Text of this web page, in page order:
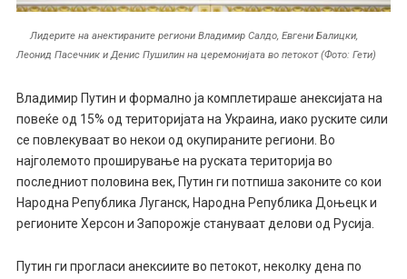
Лидерите на анектираните региони Владимир Салдо, Евгени Балицки,
Леонид Пасечник и Денис Пушилин на церемонијата во петокот (Фото: Гети)
Владимир Путин и формално ја комплетираше анексијата на
повеќе од 15% од територијата на Украина, иако руските сили
се повлекуваат во некои од окупираните региони. Во
најголемото проширување на руската територија во
последниот половина век, Путин ги потпиша законите со кои
Народна Република Луганск, Народна Република Доњецк и
регионите Херсон и Запорожје стануваат делови од Русија.
Путин ги прогласи анексиите во петокот, неколку дена по